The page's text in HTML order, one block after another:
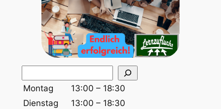
u
c
Montag
13:00 – 18:30
Dienstag
13:00 – 18:30